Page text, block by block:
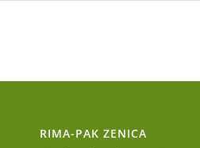
RIMA-PAK ZENICA